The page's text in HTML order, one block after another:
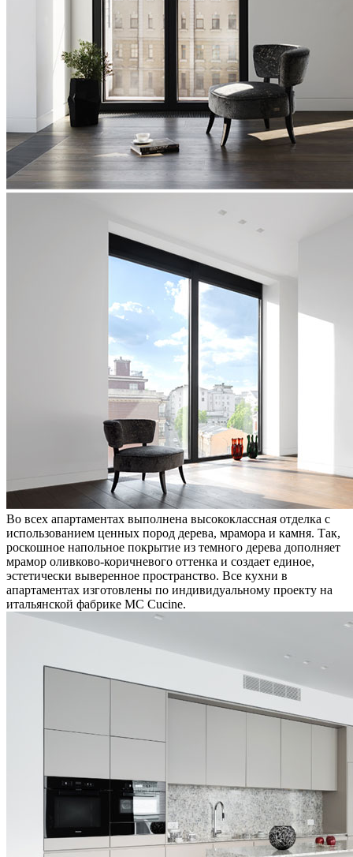
Во всех апартаментах выполнена высококлассная отделка с
использованием ценных пород дерева, мрамора и камня. Так,
роскошное напольное покрытие из темного дерева дополняет
мрамор оливково-коричневого оттенка и создает единое,
эстетически выверенное пространство. Все кухни в
апартаментах изготовлены по индивидуальному проекту на
итальянской фабрике MC Cucine.